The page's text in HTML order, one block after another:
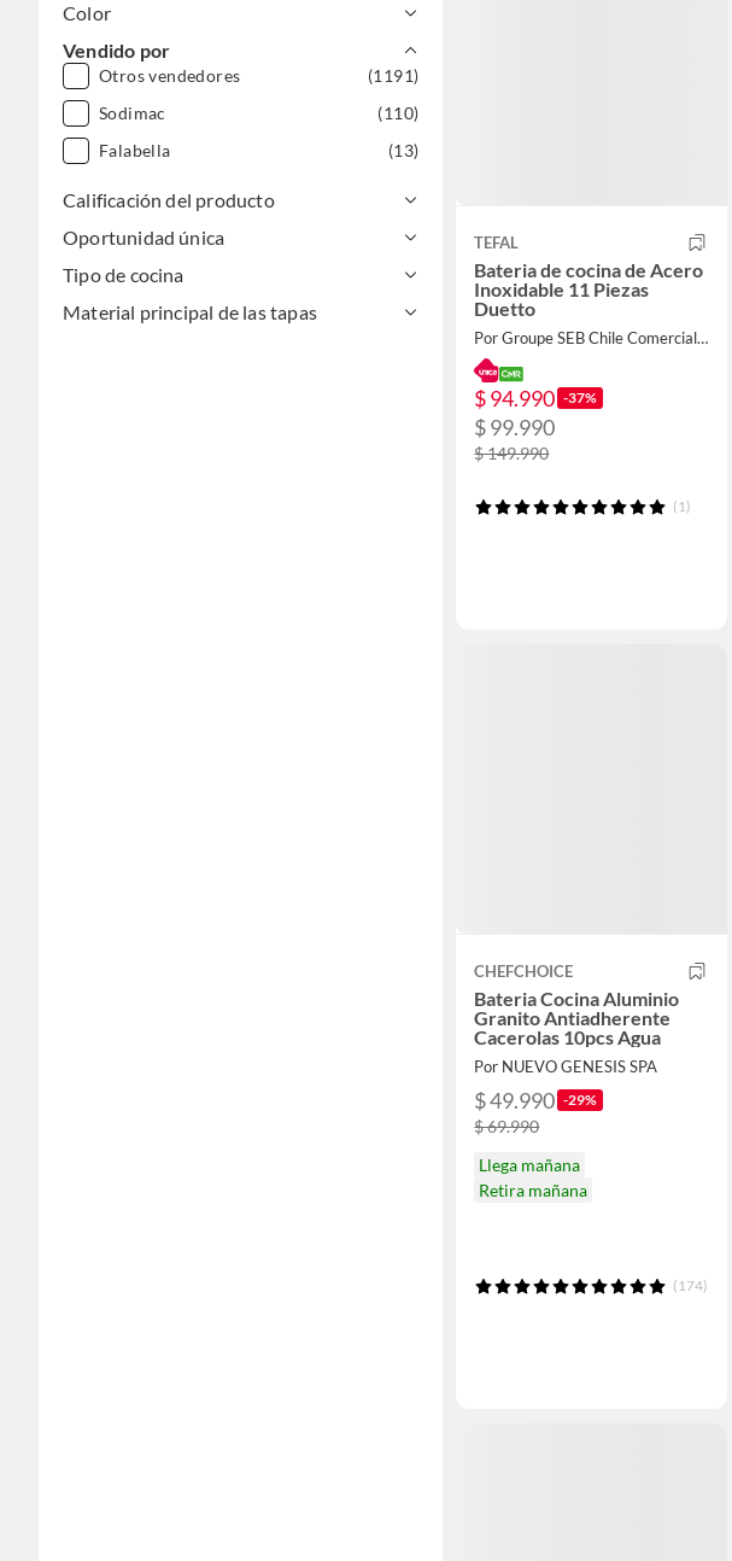
Color
Vendido por
Otros vendedores
(1191)
Sodimac
(110)
Falabella
(13)
Calificación del producto
Oportunidad única
Tipo de cocina
Material principal de las tapas
TEFAL
Bateria de cocina de Acero
Inoxidable 11 Piezas
Duetto
Por Groupe SEB Chile Comercial Limitada
$ 94.990 -37%
$ 99.990
$ 149.990
(1)
CHEFCHOICE
Bateria Cocina Aluminio
Granito Antiadherente
Cacerolas 10pcs Agua
Por NUEVO GENESIS SPA
$ 49.990 -29%
$ 69.990
Llega mañana
Retira mañana
(174)